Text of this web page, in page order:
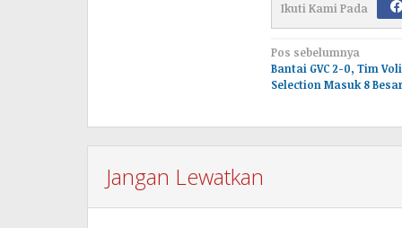
Ikuti Kami Pada
Navigasi
pos
Pos sebelumnya
Bantai GVC 2-0, Tim
Selection Masuk 8 Besar
Jangan Lewatkan